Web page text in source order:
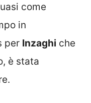
come
in
per Inzaghi che
è stata